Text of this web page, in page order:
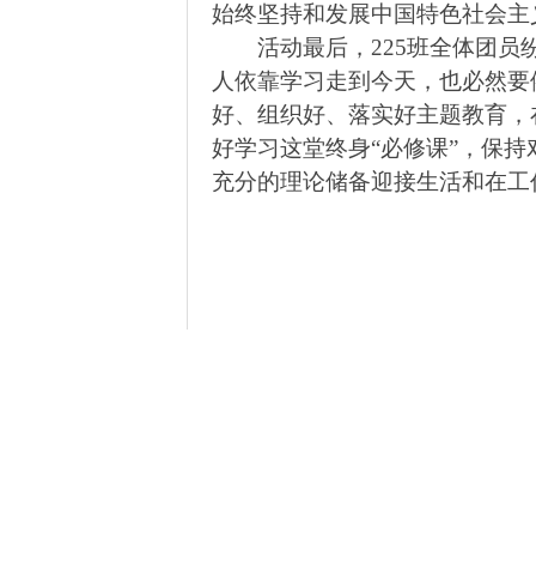
始终坚持和发展中国特色社会主
活动最后， 225班全体团员
人依靠学习走到今天，也必然
好、组织好、落实好主题教育
好学习这堂终身“必修课”，保
充分的理论储备迎接生活和在